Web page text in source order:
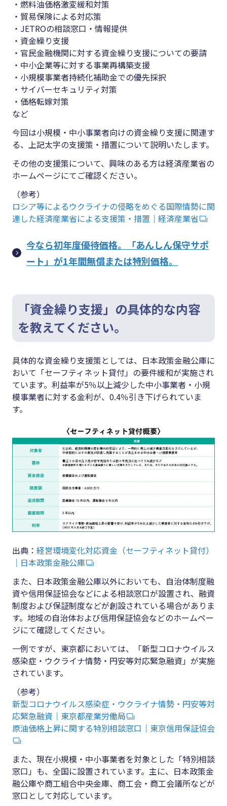
・燃料油価格激変緩和対策
・貿易保険による対応策
・JETROの相談窓口・情報提供
・資金繰り支援
・官民金融機関に対する資金繰り支援についての要請
・中小企業等に対する事業再構築支援
・小規模事業者持続化補助金での優先採択
・サイバーセキュリティ対策
・価格転嫁対策
など
今回は小規模・中小事業者向けの資金繰り支援に関連す
る、上記太字の支援策・措置について説明いたします。
その他の支援策について、興味のある方は経済産業省の
ホームページにてご確認ください。
（参考）
ロシア等によるウクライナの侵略をめぐる国際情勢に関
連した経済産業省による支援策・措置｜経済産業省
今なら初年度優待価格。「あんしん保守サポ
ート」が1年間無償または特別価格。
「資金繰り支援」の具体的な内容
を教えてください。
具体的な資金繰り支援策としては、日本政策金融公庫に
おいて「セーフティネット貸付」の要件緩和が実施され
ています。利益率が5％以上減少した中小事業者・小規
模事業者に対する金利が、0.4％引き下げられていま
す。
出典： 経営環境変化対応資金（セーフティネット貸付）
｜日本政策金融公庫
また、日本政策金融公庫以外においても、自治体制度融
資や信用保証協会などによる相談窓口が設置され、融資
制度および保証制度などが創設されている場合がありま
す。地域の自治体および信用保証協会などのホームペー
ジにて確認してください。
一例ですが、東京都においては、「新型コロナウイルス
感染症・ウクライナ情勢・円安等対応緊急融資」が実施
されています。
（参考）
新型コロナウイルス感染症・ウクライナ情勢・円安等対
応緊急融資｜東京都産業労働局
原油価格上昇に関する特別相談窓口｜東京信用保証協会
また、現在小規模・中小事業者を対象とした「特別相談
窓口」も、全国に設置されています。主に、日本政策金
融公庫や商工組合中央金庫、商工会・商工会議所などが
窓口として対応しています。